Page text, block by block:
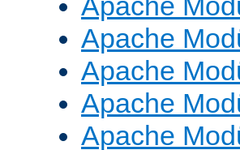
Apache
Apache
Apache
Apache